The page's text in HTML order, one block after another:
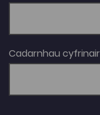
Cadarnhau cyfrinair